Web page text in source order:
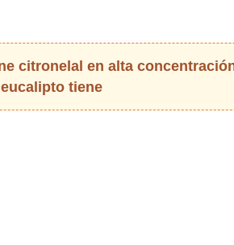
citronelal en alta
tiene